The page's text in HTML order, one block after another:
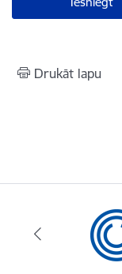
Drukāt lapu